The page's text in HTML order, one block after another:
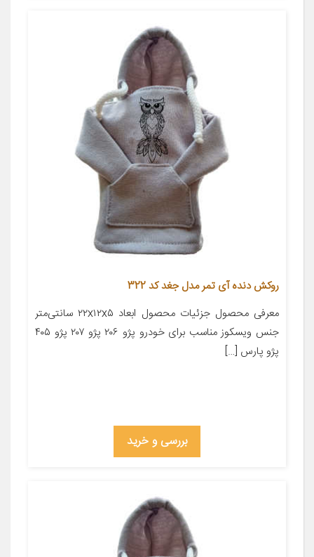
روکش دنده آی تمر مدل جغد کد 322
معرفی محصول جزئیات محصول ابعاد ۲۲x۱۲x۵ سانتی‌متر
جنس ویسکوز مناسب برای خودرو پژو ۲۰۶ پژو ۲۰۷ پژو ۴۰۵
پژو پارس […]
بررسی و خرید